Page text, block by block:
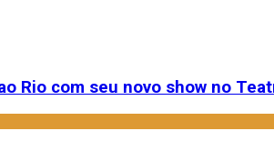
Rio com seu novo show no